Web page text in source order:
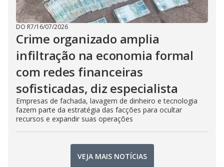
DO R7/16/07/2026
Crime organizado amplia
infiltração na economia formal
com redes financeiras
sofisticadas, diz especialista
Empresas de fachada, lavagem de dinheiro e tecnologia
fazem parte da estratégia das facções para ocultar
recursos e expandir suas operações
VEJA MAIS NOTÍCIAS